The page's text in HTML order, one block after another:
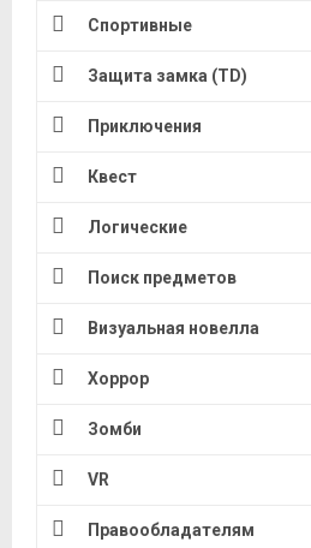
Спортивные
Защита замка (TD)
Приключения
Квест
Логические
Поиск предметов
Визуальная новелла
Хоррор
Зомби
VR
Правообладателям